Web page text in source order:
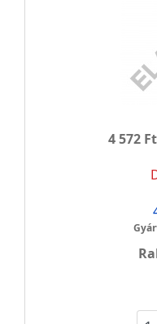
4 572 Ft